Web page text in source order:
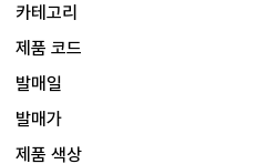
카테고리
제품 코드
발매일
발매가
제품 색상